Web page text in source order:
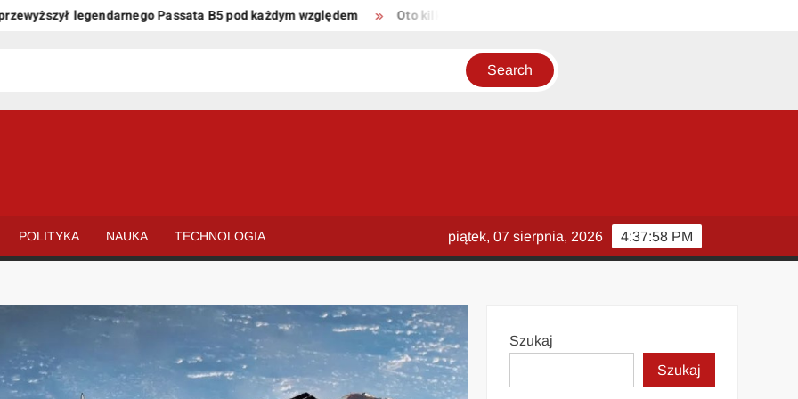
legendarnego Passata B5 pod każdym względem Oto kilka propozycji unikalnych tytułów zachowujących sens oryginału:
POLITYKA NAUKA TECHNOLOGIA 4:37:58 PM
piątek, 07 sierpnia, 2026
Szukaj
Szukaj